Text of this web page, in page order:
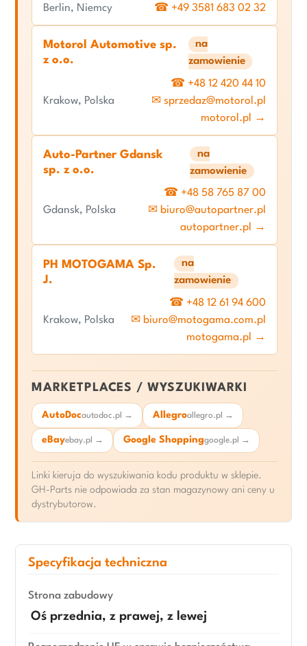
Berlin, Niemcy ☎ +49 3581 683 02 32
Motorol Automotive sp.
z o.o.
na
zamowienie
Krakow, Polska
☎ +48 12 420 44 10
✉ sprzedaz@motorol.pl
motorol.pl →
Auto-Partner Gdansk
sp. z o.o.
na
zamowienie
Gdansk, Polska
☎ +48 58 765 87 00
✉ biuro@autopartner.pl
autopartner.pl →
PH MOTOGAMA Sp.
J.
na
zamowienie
Krakow, Polska
☎ +48 12 61 94 600
✉ biuro@motogama.com.pl
motogama.pl →
MARKETPLACES / WYSZUKIWARKI
AutoDocautodoc.pl → Allegroallegro.pl →
eBayebay.pl → Google Shoppinggoogle.pl →
Linki kieruja do wyszukiwania kodu produktu w sklepie.
GH-Parts nie odpowiada za stan magazynowy ani ceny u
dystrybutorow.
Specyfikacja techniczna
Strona zabudowy
Oś przednia, z prawej, z lewej